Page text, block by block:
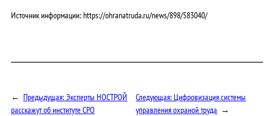
Источник информации: https://ohranatruda.ru/news/898/583040/
← Предыдущая:Эксперты НОСТРОЙ
расскажут об институте СРО
Следующая:Цифровизация системы
управления охраной труда →